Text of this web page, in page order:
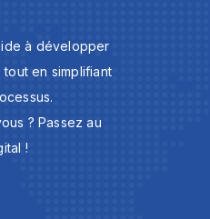
à développer
en simplifiant
? Passez au
!